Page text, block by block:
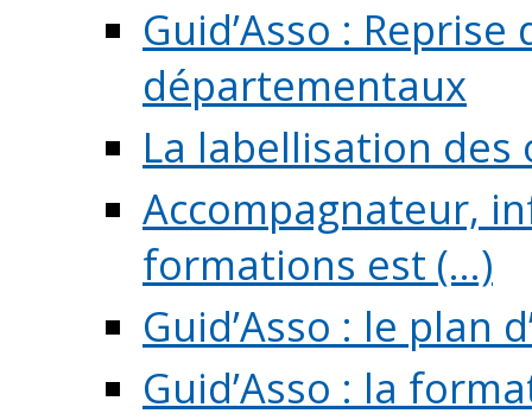
Guid’Asso :
départementaux
La labellisation
Accompagnateur,
formations est (...)
Guid’Asso : le plan
Guid’Asso : la